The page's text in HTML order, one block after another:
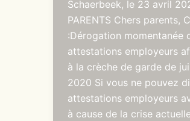
Schaerbeek, le 23 avril
PARENTS Chers parents,
:Dérogation momentanée
attestations employeurs
à la crèche de garde de
2020 Si vous ne pouvez
attestations employeurs
à cause de la crise